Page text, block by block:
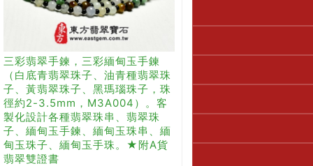
三彩翡翠手鍊，三彩緬甸玉手鍊
（白底青翡翠珠子、油青種翡翠珠
子、黃翡翠珠子、黑瑪瑙珠子，珠
徑約2-3.5mm，M3A004）。客
製化設計各種翡翠珠串、翡翠珠
子、緬甸玉手鍊、緬甸玉珠串、緬
甸玉珠子、緬甸玉手珠。★附A貨
翡翠雙證書